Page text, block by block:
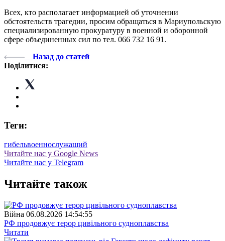
Всех, кто располагает информацией об уточнении
обстоятельств трагедии, просим обращаться в Мариупольскую
специализированную прокуратуру в военной и оборонной
сфере объединенных сил по тел. 066 732 16 91.
Назад до статей
Поділитися:
Теги:
гибельвоеннослужащий
Читайте нас у Google News
Читайте нас у Telegram
Читайте також
Війна 06.08.2026 14:54:55
РФ продовжує терор цивільного судноплавства
Читати